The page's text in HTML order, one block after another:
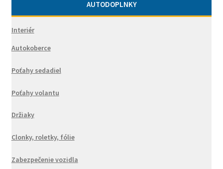
AUTODOPLNKY
Interiér
Autokoberce
Poťahy sedadiel
Poťahy volantu
Držiaky
Clonky, roletky, fólie
Zabezpečenie vozidla